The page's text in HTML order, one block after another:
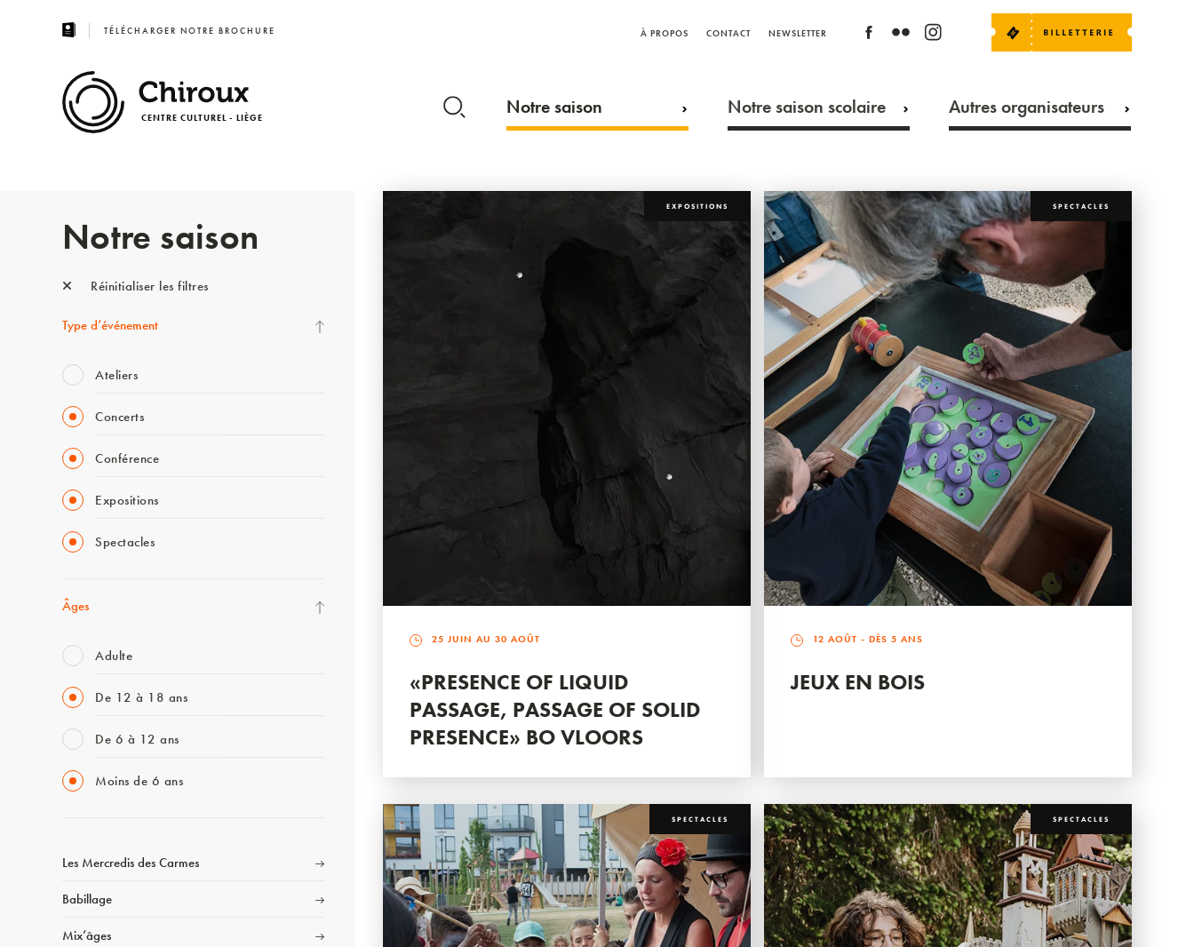
TÉLÉCHARGER NOTRE BROCHURE À PROPOS CONTACT NEWSLETTER
CENTRE CULTUREL - LIÈGE Notre saison Notre saison scolaire Autres organisateurs
Notre saison
Réinitialiser les filtres
Type d’événement
Ateliers
Concerts
Conférence
Expositions
Spectacles
Âges
Adulte
De 12 à 18 ans
De 6 à 12 ans
Moins de 6 ans
Les Mercredis des Carmes
Babillage
Mix’âges
EXPOSITIONS
25 JUIN AU 30 AOÛT
«PRESENCE OF LIQUID
PASSAGE, PASSAGE OF SOLID
PRESENCE» BO VLOORS
SPECTACLES
12 AOÛT - DÈS 5 ANS
JEUX EN BOIS
SPECTACLES SPECTACLES